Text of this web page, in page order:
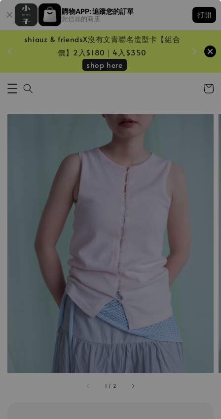
購物APP: 追蹤您的訂單
您信賴的商店
打開
shiauz & friendsX沒有文青聯名造型卡【組合
價】2入$180｜4入$350
shop here
1 / 2